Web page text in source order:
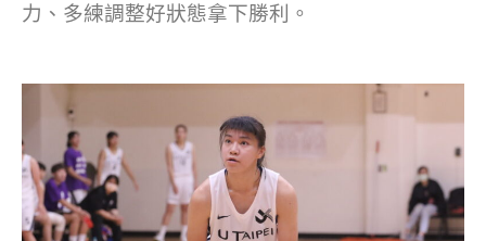
力、多練調整好狀態拿下勝利。